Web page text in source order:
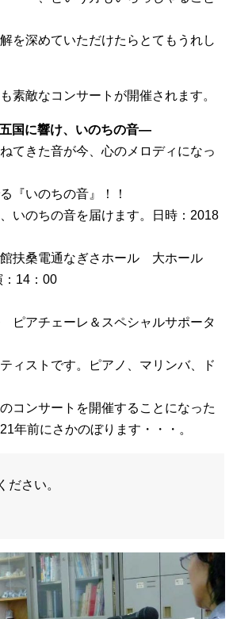
を深めていただけたらとてもうれし
素敵なコンサートが開催されます。
国に響け、いのちの音―
てきた音が今、心のメロディになっ
『いのちの音』！！
いのちの音を届けます。日時：2018
扶桑電通なぎさホール 大ホール
14：00
ピアチェーレ＆スペシャルサポータ
ィストです。ピアノ、マリンバ、ド
コンサートを開催することになった
年前にさかのぼります・・・。
ださい。